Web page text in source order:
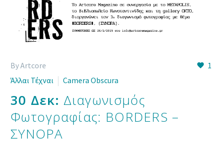
1
By Artcore
Άλλαι Τέχναι
Camera Obscura
30 Δεκ: Διαγωνισμός
Φωτογραφίας: BORDERS –
ΣΥΝΟΡΑ